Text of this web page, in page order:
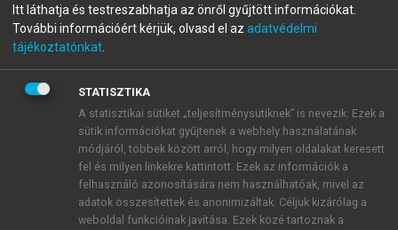
fiókoddal,vagy hozz létre új fiókot.
A regisztráció után apróbaidőszakautomatikusan
BELÉPÉS SAJÁT FIÓKKAL
ÚJ FIÓK LÉTREHOZÁSA
1 óra díjmentes hozzáférés
E-MAIL-CÍM
Itt láthatja és testreszabhatja az önről gyűjtött információkat.
További információért kérjük, olvasd el az adatvédelmi
tájékoztatónkat
STATISZTIKA
A statisztikai sütiket „teljesítménysütiknek” is nevezik. Ezek a
sütik információkat gyűjtenek a webhely használatának
módjáról, többek között arról, hogy milyen oldalakat keresett
fel és milyen linkekre kattintott. Ezek az információk a
felhasználó azonosítására nem használhatóak, mivel az
adatok összesítettek és anonimizáltak. Céljuk kizárólag a
weboldal funkcióinak javítása. Ezek közé tartoznak a